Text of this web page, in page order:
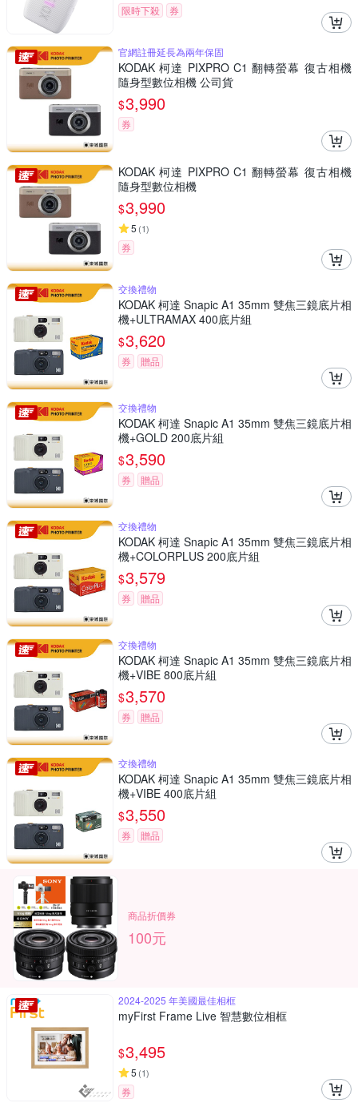
限時下殺 券
官網註冊延長為兩年保固
KODAK 柯達 PIXPRO C1 翻轉螢幕 復古相機
隨身型數位相機 公司貨
$3,990
券
KODAK 柯達 PIXPRO C1 翻轉螢幕 復古相機
隨身型數位相機
$3,990
5 (1)
券
交換禮物
KODAK 柯達 Snapic A1 35mm 雙焦三鏡底片相
機+ULTRAMAX 400底片組
$3,620
券 贈品
交換禮物
KODAK 柯達 Snapic A1 35mm 雙焦三鏡底片相
機+GOLD 200底片組
$3,590
券 贈品
交換禮物
KODAK 柯達 Snapic A1 35mm 雙焦三鏡底片相
機+COLORPLUS 200底片組
$3,579
券 贈品
交換禮物
KODAK 柯達 Snapic A1 35mm 雙焦三鏡底片相
機+VIBE 800底片組
$3,570
券 贈品
交換禮物
KODAK 柯達 Snapic A1 35mm 雙焦三鏡底片相
機+VIBE 400底片組
$3,550
券 贈品
商品折價券
100元
2024-2025 年美國最佳相框
myFirst Frame Live 智慧數位相框
$3,495
5 (1)
券